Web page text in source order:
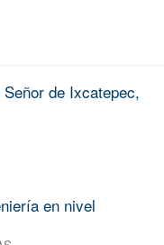
de Ixcatepec,
en nivel